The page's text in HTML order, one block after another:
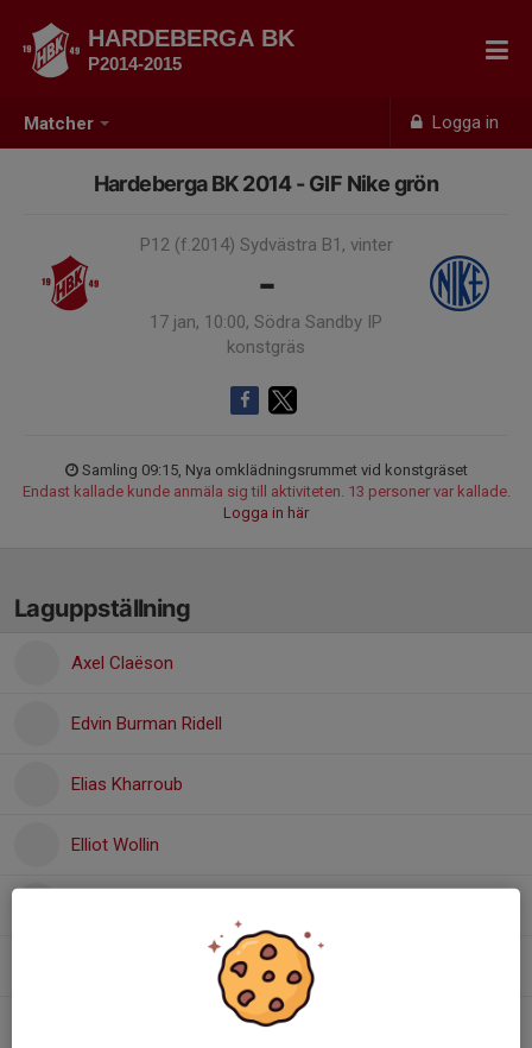
Matcher Logga in
HARDEBERGA BK
P2014-2015
Hardeberga BK 2014 - GIF Nike grön
P12 (f.2014) Sydvästra B1, vinter
-
17 jan, 10:00, Södra Sandby IP
konstgräs
Samling 09:15, Nya omklädningsrummet vid konstgräset
Endast kallade kunde anmäla sig till aktiviteten. 13 personer var kallade.
Logga in här
Laguppställning
Axel Claëson
Edvin Burman Ridell
Elias Kharroub
Elliot Wollin